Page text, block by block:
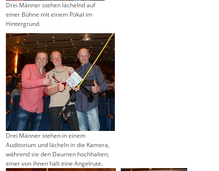
Drei Männer stehen lächelnd auf
einer Bühne mit einem Pokal im
Hintergrund.
Drei Männer stehen in einem
Auditorium und lächeln in die Kamera,
während sie den Daumen hochhalten;
einer von ihnen hält eine Angelrute.